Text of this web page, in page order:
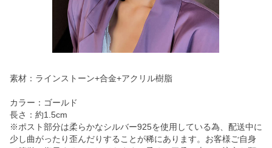
素材：ラインストーン+合金+アクリル樹脂
カラー：ゴールド
長さ：約1.5cm
※ポスト部分は柔らかなシルバー925を使用している為、配送中に
少し曲がったり歪んだりすることが稀にあります。お客様ご自身